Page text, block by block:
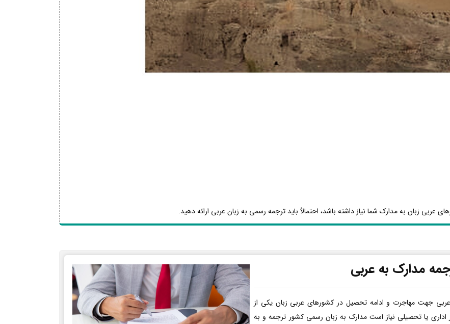
عربی زبان به مدارک شما نیاز داشته باشد، احتمالاً باید ترجمه رسمی به زبان عربی ارائه دهید.
مدارک به عربی
جهت مهاجرت و ادامه تحصیل در کشورهای عربی زبان یکی از
اداری یا تحصیلی نیاز است مدارک به زبان رسمی کشور ترجمه و به